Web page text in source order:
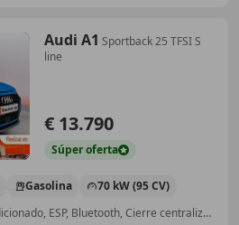
Audi A1 Sportback 25 TFSI S
line
€ 13.790
Súperoferta
Gasolina
70 kW (95 CV)
Faros antiniebla, Aire Acondicionado, ESP, Bluetooth, Cierre centralizado, ABS, Control de tracción, Dirección asistida